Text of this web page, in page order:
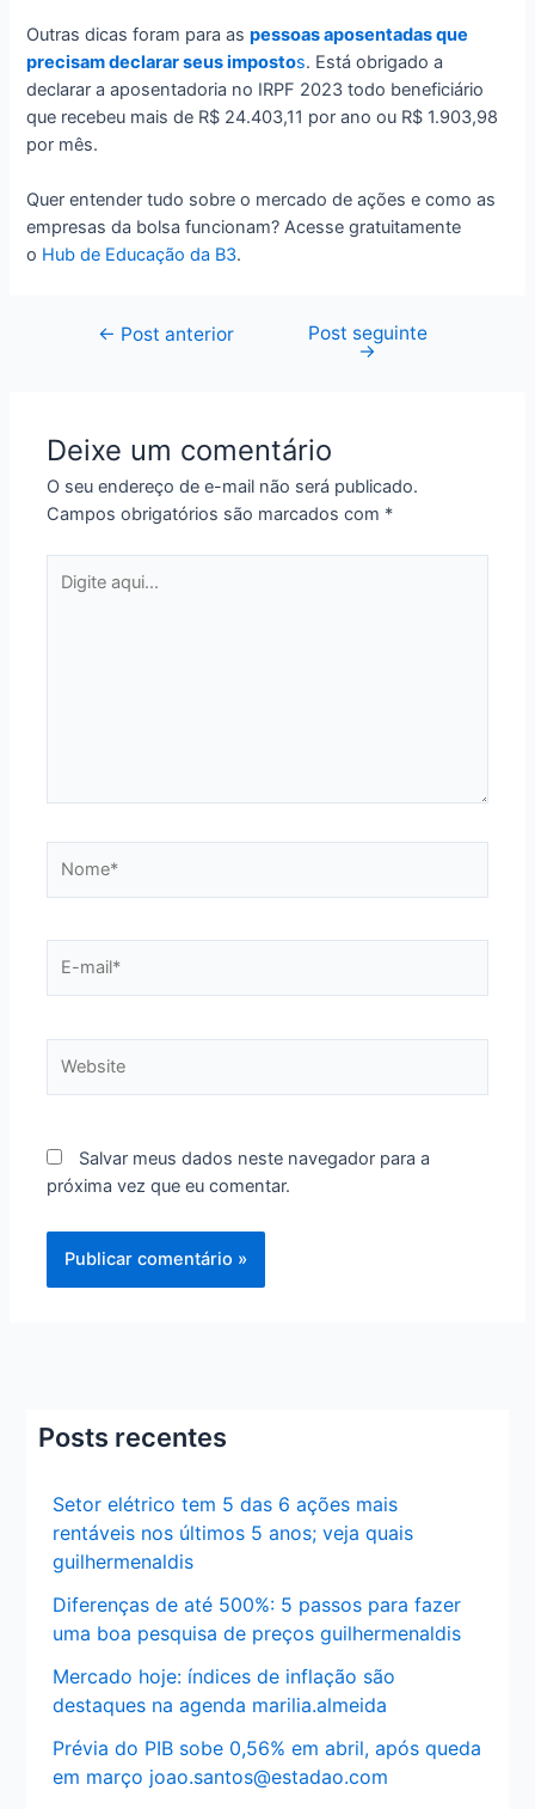
Outras dicas foram para aspessoas aposentadas que
precisam declarar seus impostos. Está obrigado a
declarar a aposentadoria no IRPF 2023 todo beneficiário
que recebeu mais de R$ 24.403,11 por ano ou R$ 1.903,98
por mês.
Quer entender tudo sobre o mercado de ações e como as
empresas da bolsa funcionam? Acesse gratuitamente
o Hub de Educação da B3.
Navegação
← Post anterior Post seguinte
→
Deixe um comentário
O seu endereço de e-mail não será publicado.
Campos obrigatórios são marcados com *
aqui...
mail*
Salvar meus dados neste navegador para a
próxima vez que eu comentar.
Posts recentes
Setor elétrico tem 5 das 6 ações mais
rentáveis nos últimos 5 anos; veja quais
guilhermenaldis
Diferenças de até 500%: 5 passos para fazer
uma boa pesquisa de preços guilhermenaldis
Mercado hoje: índices de inflação são
destaques na agenda marilia.almeida
Prévia do PIB sobe 0,56% em abril, após queda
em março joao.santos@estadao.com